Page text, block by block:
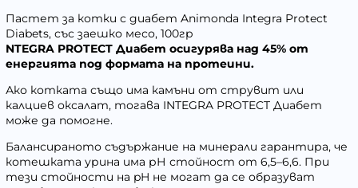
Пастет за котки с диабет Animonda Integra Protect
Diabets, със заешко месо, 100гр
NTEGRA PROTECT Диабет осигурява над 45% от
енергията под формата на протеини.
Ако котката също има камъни от струвит или
калциев оксалат, тогава INTEGRA PROTECT Диабет
може да помогне.
Балансираното съдържание на минерали гарантира, че
котешката урина има рН стойност от 6,5–6,6. При
тези стойности на pH не могат да се образуват